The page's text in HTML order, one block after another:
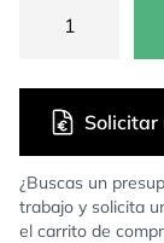
¿Buscas un
trabajo y solicita
el carrito de
Solicitar